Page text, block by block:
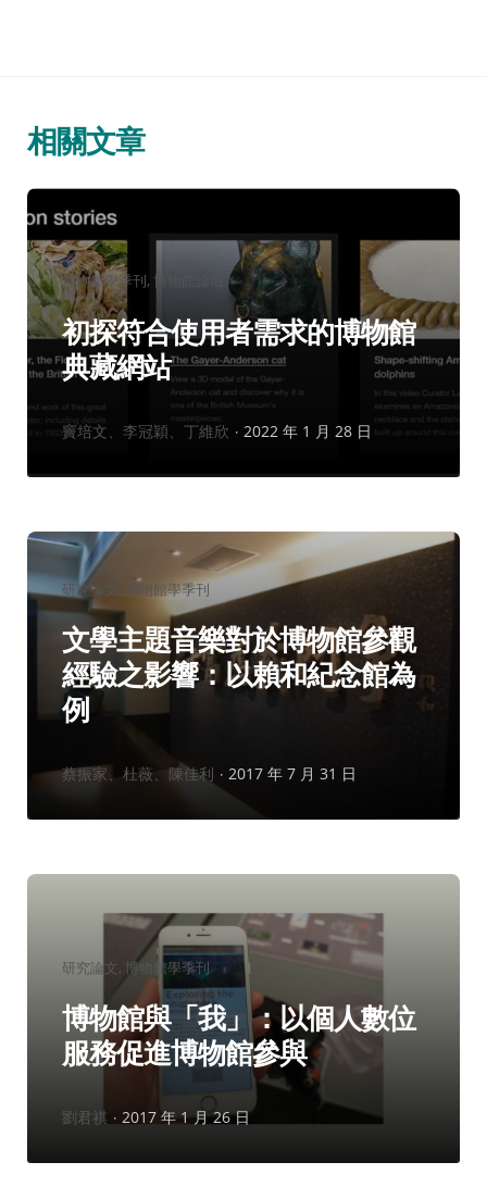
相關文章
分
類：
博物館學季刊 博物館論壇
初探符合使用者需求的博物館
典藏網站
作
竇培文、李冠穎、丁維欣 2022 年 1 月 28 日
分
類：
研究論文 博物館學季刊
文學主題音樂對於博物館參觀
經驗之影響：以賴和紀念館為
例
作
蔡振家、杜薇、陳佳利 2017 年 7 月 31 日
分
類：
研究論文 博物館學季刊
博物館與「我」：以個人數位
服務促進博物館參與
作
劉君祺 2017 年 1 月 26 日